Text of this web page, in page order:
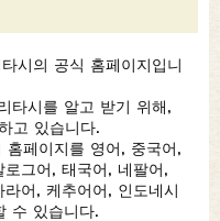
시의 공식 홈페이지입니
타시를 알고 받기 위해,
고 있습니다.
페이지를 영어, 중국어,
그어, 태국어, 네팔어,
어, 케추어어, 인도네시
수 있습니다.